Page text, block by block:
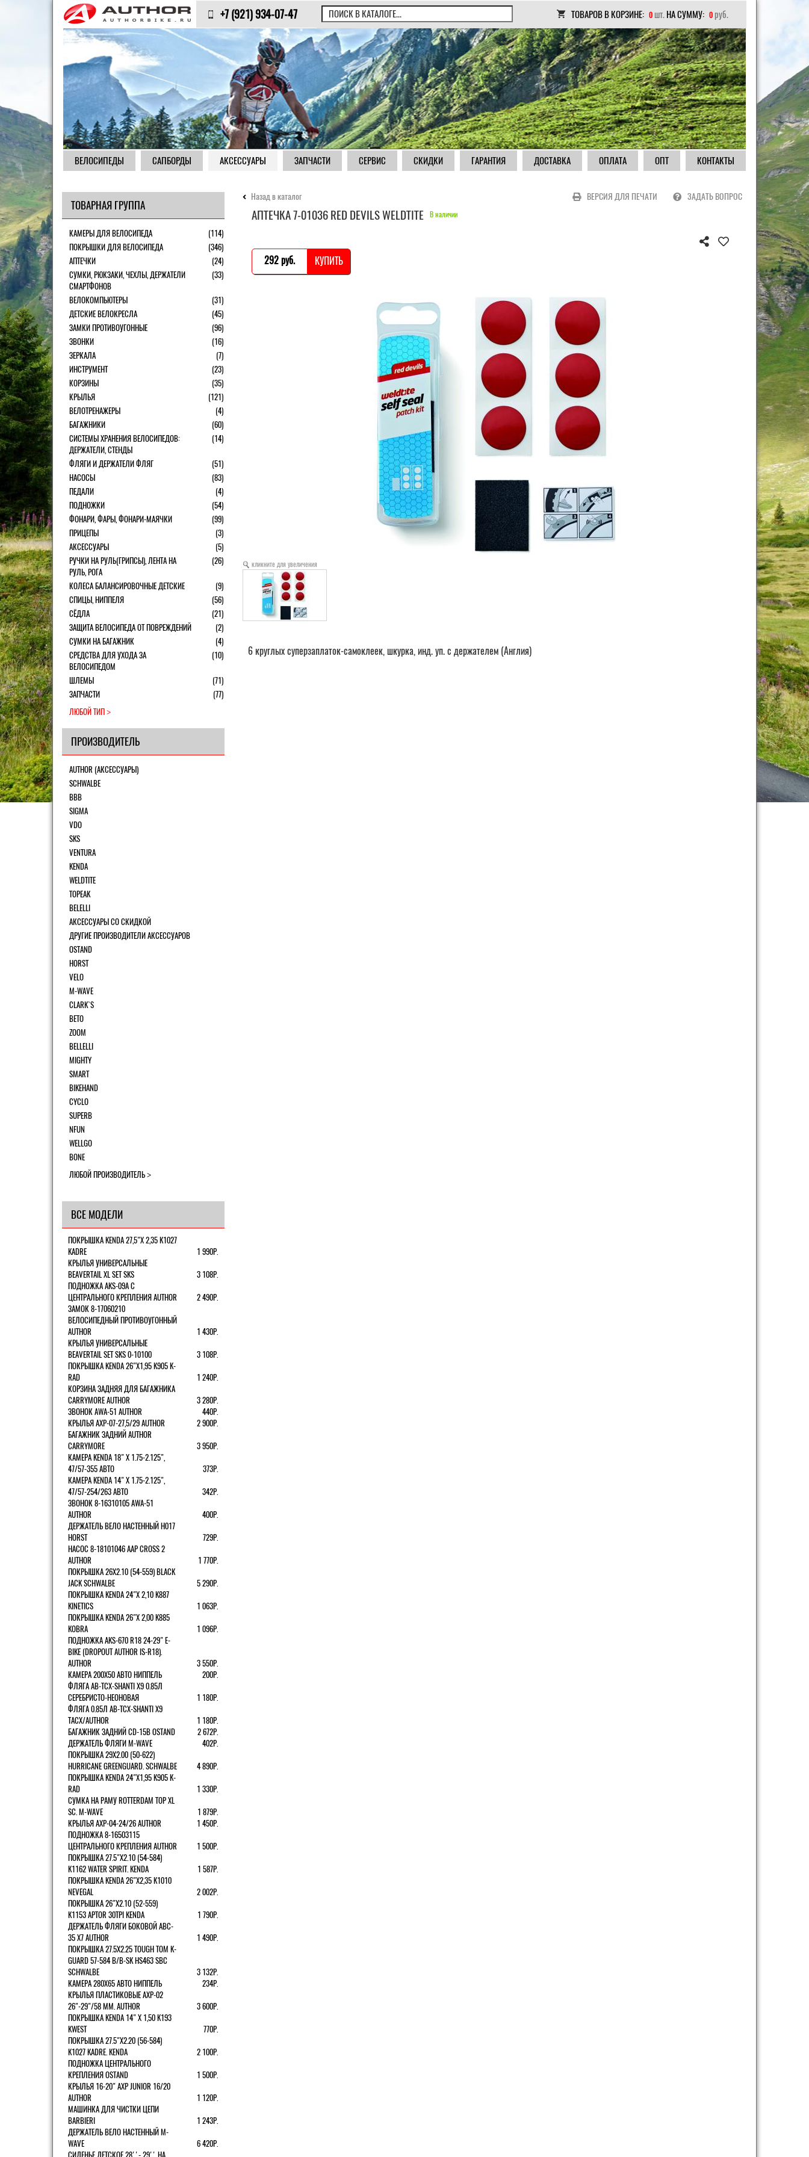
+7 (921) 934-07-47 ТОВАРОВ В КОРЗИНЕ: 0 шт. НА СУММУ: 0 руб.
ВЕЛОСИПЕДЫ САПБОРДЫ АКСЕССУАРЫ ЗАПЧАСТИ СЕРВИС СКИДКИ ГАРАНТИЯ ДОСТАВКА ОПЛАТА ОПТ КОНТАКТЫ
Назад в каталог ВЕРСИЯ ДЛЯ ПЕЧАТИ ЗАДАТЬ ВОПРОС
АПТЕЧКА 7-01036 RED DEVILS WELDTITE В наличии
292 pуб. КУПИТЬ
кликните для увеличения
6 круглых суперзаплаток-самоклеек, шкурка, инд. уп. с держателем (Англия)
ТОВАРНАЯ ГРУППА
КАМЕРЫ ДЛЯ ВЕЛОСИПЕДА
(114)
ПОКРЫШКИ ДЛЯ ВЕЛОСИПЕДА
(346)
АПТЕЧКИ
(24)
СУМКИ, РЮКЗАКИ, ЧЕХЛЫ, ДЕРЖАТЕЛИ
СМАРТФОНОВ
(33)
ВЕЛОКОМПЬЮТЕРЫ
(31)
ДЕТСКИЕ ВЕЛОКРЕСЛА
(45)
ЗАМКИ ПРОТИВОУГОННЫЕ
(96)
ЗВОНКИ
(16)
ЗЕРКАЛА
(7)
ИНСТРУМЕНТ
(23)
КОРЗИНЫ
(35)
КРЫЛЬЯ
(121)
ВЕЛОТРЕНАЖЕРЫ
(4)
БАГАЖНИКИ
(60)
СИСТЕМЫ ХРАНЕНИЯ ВЕЛОСИПЕДОВ:
ДЕРЖАТЕЛИ, СТЕНДЫ
(14)
ФЛЯГИ И ДЕРЖАТЕЛИ ФЛЯГ
(51)
НАСОСЫ
(83)
ПЕДАЛИ
(4)
ПОДНОЖКИ
(54)
ФОНАРИ, ФАРЫ, ФОНАРИ-МАЯЧКИ
(99)
ПРИЦЕПЫ
(3)
АКСЕССУАРЫ
(5)
РУЧКИ НА РУЛЬ(ГРИПСЫ), ЛЕНТА НА
РУЛЬ, РОГА
(26)
КОЛЕСА БАЛАНСИРОВОЧНЫЕ ДЕТСКИЕ
(9)
СПИЦЫ, НИППЕЛЯ
(56)
СЁДЛА
(21)
ЗАЩИТА ВЕЛОСИПЕДА ОТ ПОВРЕЖДЕНИЙ
(2)
СУМКИ НА БАГАЖНИК
(4)
СРЕДСТВА ДЛЯ УХОДА ЗА
ВЕЛОСИПЕДОМ
(10)
ШЛЕМЫ
(71)
ЗАПЧАСТИ
(77)
ЛЮБОЙ ТИП
ПРОИЗВОДИТЕЛЬ
AUTHOR (АКСЕССУАРЫ)
SCHWALBE
BBB
SIGMA
VDO
SKS
VENTURA
KENDA
WELDTITE
TOPEAK
BELELLI
АКСЕССУАРЫ СО СКИДКОЙ
ДРУГИЕ ПРОИЗВОДИТЕЛИ АКСЕССУАРОВ
OSTAND
HORST
VELO
M-WAVE
CLARK`S
BETO
ZOOM
BELLELLI
MIGHTY
SMART
BIKEHAND
CYCLO
SUPERB
NFUN
WELLGO
BONE
ЛЮБОЙ ПРОИЗВОДИТЕЛЬ
ВСЕ МОДЕЛИ
ПОКРЫШКА KENDA 27,5"Х 2,35 K1027
KADRE
1 990Р.
КРЫЛЬЯ УНИВЕРСАЛЬНЫЕ
BEAVERTAIL XL SET SKS
3 108Р.
ПОДНОЖКА AKS-09A C
ЦЕНТРАЛЬНОГО КРЕПЛЕНИЯ AUTHOR
2 490Р.
ЗАМОК 8-17060210
ВЕЛОСИПЕДНЫЙ ПРОТИВОУГОННЫЙ
AUTHOR
1 430Р.
КРЫЛЬЯ УНИВЕРСАЛЬНЫЕ
BEAVERTAIL SET SKS 0-10100
3 108Р.
ПОКРЫШКА KENDA 26"Х1,95 K905 K-
RAD
1 240Р.
КОРЗИНА ЗАДНЯЯ ДЛЯ БАГАЖНИКА
CARRYMORE AUTHOR
3 280Р.
ЗВОНОК AWA-51 AUTHOR
440Р.
КРЫЛЬЯ AXP-07-27,5/29 AUTHOR
2 900Р.
БАГАЖНИК ЗАДНИЙ AUTHOR
CARRYMORE
3 950Р.
КАМЕРА KENDA 18" Х 1.75-2.125",
47/57-355 АВТО
373Р.
КАМЕРА KENDA 14" Х 1.75-2.125",
47/57-254/263 АВТО
342Р.
ЗВОНОК 8-16310105 AWA-51
AUTHOR
400Р.
ДЕРЖАТЕЛЬ ВЕЛО НАСТЕННЫЙ H017
HORST
729Р.
НАСОС 8-18101046 AAP CROSS 2
AUTHOR
1 770Р.
ПОКРЫШКА 26X2.10 (54-559) BLACK
JACK SCHWALBE
5 290Р.
ПОКРЫШКА KENDA 24"Х 2,10 K887
KINETICS
1 063Р.
ПОКРЫШКА KENDA 26"Х 2,00 K885
KOBRA
1 096Р.
ПОДНОЖКА AKS-670 R18 24-29" E-
BIKE (DROPOUT AUTHOR IS-R18).
AUTHOR
3 550Р.
КАМЕРА 200Х50 АВТО НИППЕЛЬ
200Р.
ФЛЯГА AB-TCX-SHANTI X9 0.85Л
СЕРЕБРИСТО-НЕОНОВАЯ
1 180Р.
ФЛЯГА 0.85Л AB-TCX-SHANTI X9
TACX/AUTHOR
1 180Р.
БАГАЖНИК ЗАДНИЙ CD-15B OSTAND
2 672Р.
ДЕРЖАТЕЛЬ ФЛЯГИ M-WAVE
402Р.
ПОКРЫШКА 29X2.00 (50-622)
HURRICANE GREENGUARD. SCHWALBE
4 890Р.
ПОКРЫШКА KENDA 24"Х1,95 K905 K-
RAD
1 330Р.
СУМКА НА РАМУ ROTTERDAM TOP XL
SC. M-WAVE
1 879Р.
КРЫЛЬЯ AXP-04-24/26 AUTHOR
1 450Р.
ПОДНОЖКА 8-16503115
ЦЕНТРАЛЬНОГО КРЕПЛЕНИЯ AUTHOR
1 500Р.
ПОКРЫШКА 27.5"Х2.10 (54-584)
K1162 WATER SPIRIT. KENDA
1 587Р.
ПОКРЫШКА KENDA 26"Х2,35 K1010
NEVEGAL
2 002Р.
ПОКРЫШКА 26"Х2.10 (52-559)
K1153 APTOR 30TPI KENDA
1 790Р.
ДЕРЖАТЕЛЬ ФЛЯГИ БОКОВОЙ ABC-
35 X7 AUTHOR
1 490Р.
ПОКРЫШКА 27.5X2.25 TOUGH TOM K-
GUARD 57-584 B/B-SK HS463 SBC
SCHWALBE
3 132Р.
КАМЕРА 280Х65 АВТО НИППЕЛЬ
234Р.
КРЫЛЬЯ ПЛАСТИКОВЫЕ AXP-02
26"-29"/58 ММ. AUTHOR
3 600Р.
ПОКРЫШКА KENDA 14" Х 1,50 K193
KWEST
770Р.
ПОКРЫШКА 27.5"Х2.20 (56-584)
K1027 KADRE. KENDA
2 100Р.
ПОДНОЖКА ЦЕНТРАЛЬНОГО
КРЕПЛЕНИЯ OSTAND
1 500Р.
КРЫЛЬЯ 16-20" AXP JUNIOR 16/20
AUTHOR
1 120Р.
МАШИНКА ДЛЯ ЧИСТКИ ЦЕПИ
BARBIERI
1 243Р.
ДЕРЖАТЕЛЬ ВЕЛО НАСТЕННЫЙ M-
WAVE
6 420Р.